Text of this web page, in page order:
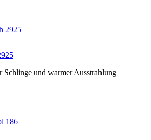
Schlinge und warmer Ausstrahlung